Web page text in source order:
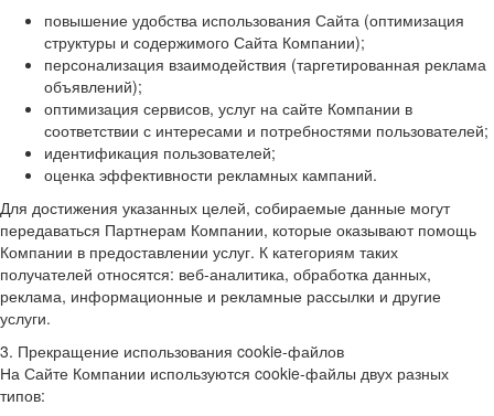
повышение удобства использования Сайта (оптимизация
структуры и содержимого Сайта Компании);
персонализация взаимодействия (таргетированная реклама
объявлений);
оптимизация сервисов, услуг на сайте Компании в
соответствии с интересами и потребностями пользователей;
идентификация пользователей;
оценка эффективности рекламных кампаний.
Для достижения указанных целей, собираемые данные могут
передаваться Партнерам Компании, которые оказывают помощь
Компании в предоставлении услуг. К категориям таких
получателей относятся: веб-аналитика, обработка данных,
реклама, информационные и рекламные рассылки и другие
услуги.
3. Прекращение использования cookie-файлов
На Сайте Компании используются cookie-файлы двух разных
типов: